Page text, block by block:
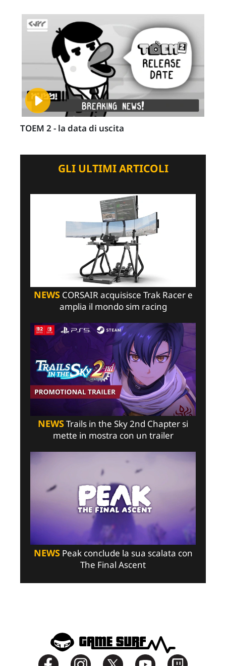
TOEM 2 - la data di uscita
GLI ULTIMI ARTICOLI
NEWSCORSAIR acquisisce Trak Racer e
amplia il mondo sim racing
NEWSTrails in the Sky 2nd Chapter si
mette in mostra con un trailer
NEWSPeak conclude la sua scalata con
The Final Ascent